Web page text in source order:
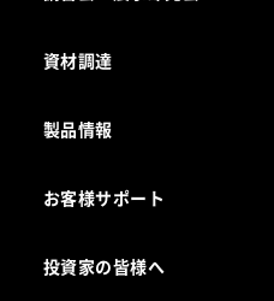
資材調達
製品情報
電気・ガス別厨房機器
お客様サポート
投資家の皆様へ